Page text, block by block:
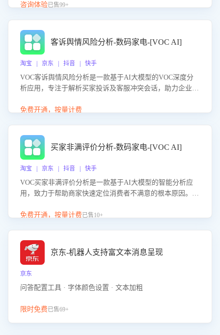
客服团队和智能工具提升语音客服服务效率和质量，帮助企
咨询体验已售99+
客诉舆情风险分析-数码家电-[VOC AI]
淘宝 | 京东 | 抖音 | 快手
VOC客诉舆情风险分析是一款基于AI大模型的VOC深度分
析应用，专注于解析买家投诉及客服冲突会话，助力企业精
别客户情绪、归因争议根源，并客观评估客服应对合理性与
能力，阻断差评扩散，维护品牌声誉，实现客户满意度的持
续提升。
免费开通，按量计费
买家非满评价分析-数码家电-[VOC AI]
淘宝 | 京东 | 抖音 | 快手
VOC买家非满评价分析是一款基于AI大模型的智能分析应
用，致力于帮助商家快速定位消费者不满意的根本原因。该
客服原因或其它部门原因，明确责任归属，提供可落地的改
改，有效提升客户满意度和店铺整体服务质量。
免费开通，按量计费已售10+
京东-机器人支持富文本消息呈现
京东
问答配置工具 · 字体颜色设置 · 文本加粗
限时免费已售69+